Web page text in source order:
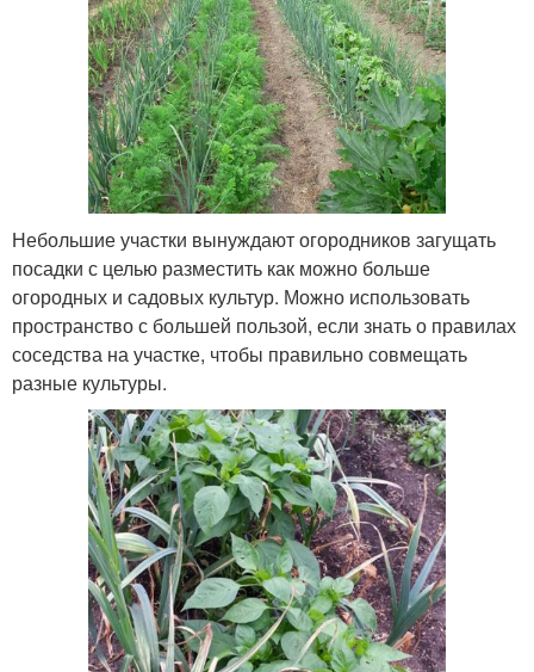
Небольшие участки вынуждают огородников загущать
посадки с целью разместить как можно больше
огородных и садовых культур. Можно использовать
пространство с большей пользой, если знать о правилах
соседства на участке, чтобы правильно совмещать
разные культуры.